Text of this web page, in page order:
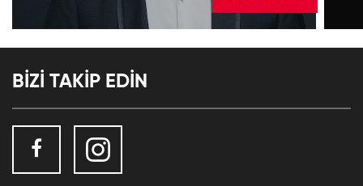
BİZİ TAKİP EDİN